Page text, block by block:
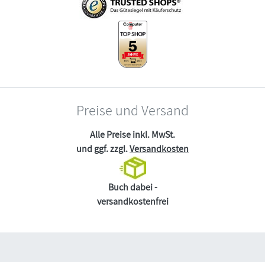
Preise und Versand
Alle Preise inkl. MwSt.
und ggf. zzgl.Versandkosten
Buch dabei -
versandkostenfrei